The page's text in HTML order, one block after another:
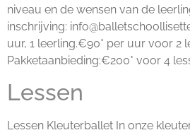
niveau en de wensen van de
inschrijving:
uur, 1 leerling.€90* per uur voor 2
Pakketaanbieding:€200* voor 4
Lessen
Lessen Kleuterballet In onze